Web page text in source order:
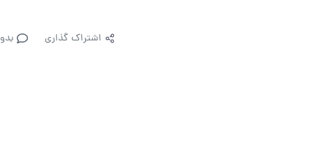
اشتراک گذاری